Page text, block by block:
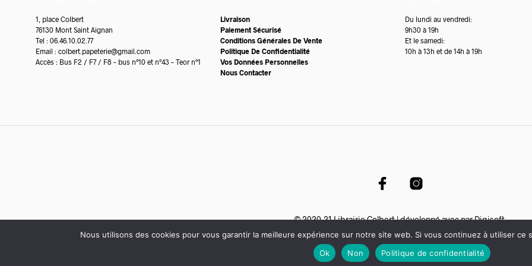
1, place Colbert
76130 Mont Saint Aignan
Tel : 06.46.10.02.77
Email : colbert.papeterie@gmail.com
Accès : Bus F2 / F7 / F8 – bus n°10 et n°43 – Teor n°1
Livraison
Paiement Sécurisé
Conditions Générales De Vente
Politique De Confidentialité
Vos Données Personnelles
Nous Contacter
Du lundi au vendredi:
9h30 à 19h
Et le samedi:
10h à 13h et de 14h à 19h
© 2020-21 Librairie Colbert | développé avec parDigisoft
Nous utilisons des cookies pour vous garantir la meilleure expérience sur notre site web. Si vous continuez à utiliser
Ok
Non Politique de confidentialité